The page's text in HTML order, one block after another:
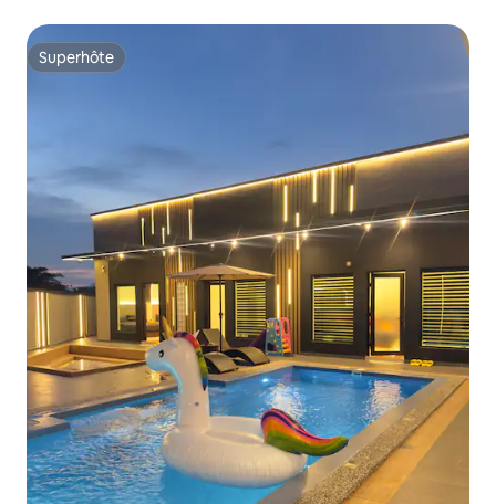
Superhôte
Superhôte